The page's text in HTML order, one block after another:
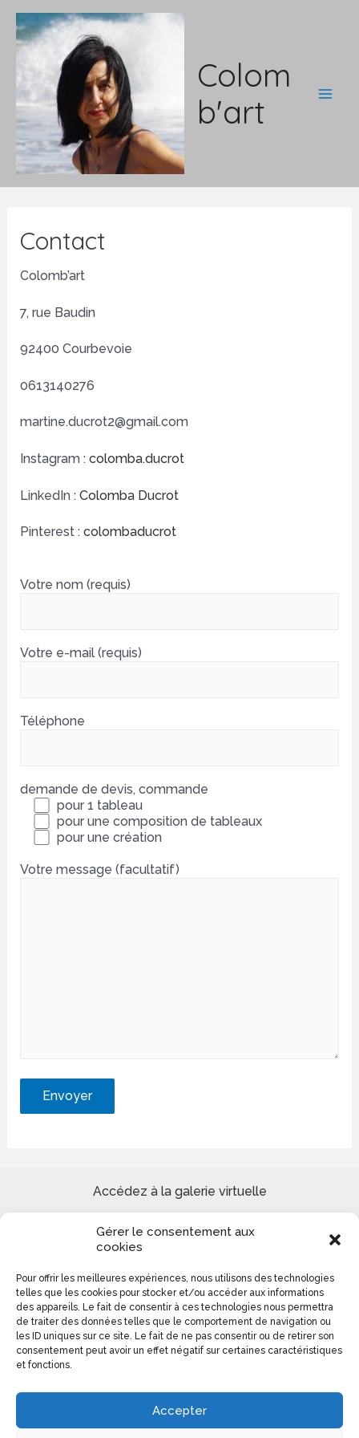
Gérer le consentement aux
cookies
Pour offrir les meilleures expériences, nous utilisons des technologies
telles que les cookies pour stocker et/ou accéder aux informations
des appareils. Le fait de consentir à ces technologies nous permettra
de traiter des données telles que le comportement de navigation ou
les ID uniques sur ce site. Le fait de ne pas consentir ou de retirer son
consentement peut avoir un effet négatif sur certaines caractéristiques
et fonctions.
Accepter
contenu
Colom
b'art
Contact
Colomb’art
7, rue Baudin
92400 Courbevoie
0613140276
martine.ducrot2@gmail.com
Instagram : colomba.ducrot
LinkedIn : Colomba Ducrot
Pinterest : colombaducrot
Votre nom (requis)
Votre e-mail (requis)
Téléphone
demande de devis, commande
pour 1 tableau
pour une composition de tableaux
pour une création
Votre message (facultatif)
Accédez à la galerie virtuelle
Site de peinture Reproduction tableaux de Maîtres et
Création paysages urbains et marins
Colomba Ducrot 0613140276